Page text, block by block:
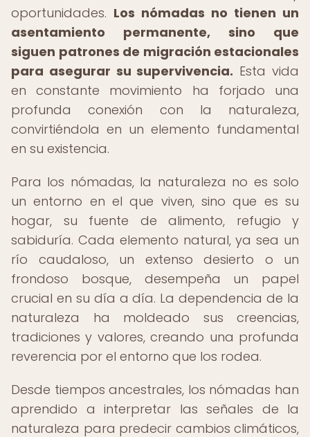
oportunidades. Los nómadas no tienen un
asentamiento permanente, sino que
siguen patrones de migración estacionales
para asegurar su supervivencia. Esta vida
en constante movimiento ha forjado una
profunda conexión con la naturaleza,
convirtiéndola en un elemento fundamental
en su existencia.
Para los nómadas, la naturaleza no es solo
un entorno en el que viven, sino que es su
hogar, su fuente de alimento, refugio y
sabiduría. Cada elemento natural, ya sea un
río caudaloso, un extenso desierto o un
frondoso bosque, desempeña un papel
crucial en su día a día. La dependencia de la
naturaleza ha moldeado sus creencias,
tradiciones y valores, creando una profunda
reverencia por el entorno que los rodea.
Desde tiempos ancestrales, los nómadas han
aprendido a interpretar las señales de la
naturaleza para predecir cambios climáticos,